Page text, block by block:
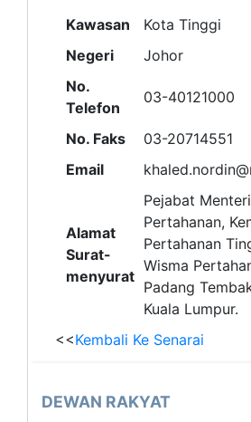
Kawasan
Kota Tinggi
Negeri
Johor
No.
Telefon
03-40121000
No. Faks
03-20714551
Email
Alamat
Surat-
menyurat
Pejabat Menteri
Pertahanan,
Pertahanan
Wisma
Padang
Kuala Lumpur.
<<Kembali Ke Senarai
DEWAN RAKYAT